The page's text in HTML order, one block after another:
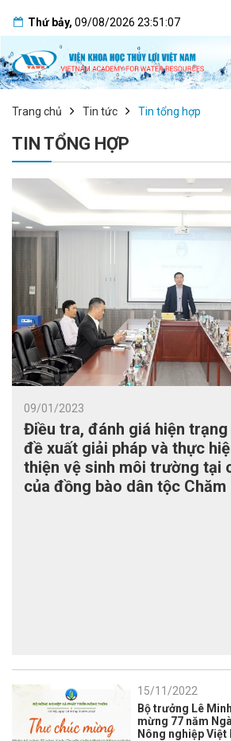
Thứ bảy, 09/08/2026 23:51:07
Trang chủ Tin tức Tin tổng hợp
TIN TỔNG HỢP
09/01/2023
Điều tra, đánh giá hiện
đề xuất giải pháp và thực
thiện vệ sinh môi trường tại
của đồng bào dân tộc Chăm
15/11/2022
Bộ trưởng Lê
mừng 77 năm
Nông nghiệp Việt